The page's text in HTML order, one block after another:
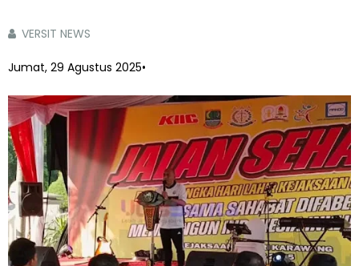
VERSIT NEWS
Jumat, 29 Agustus 2025•